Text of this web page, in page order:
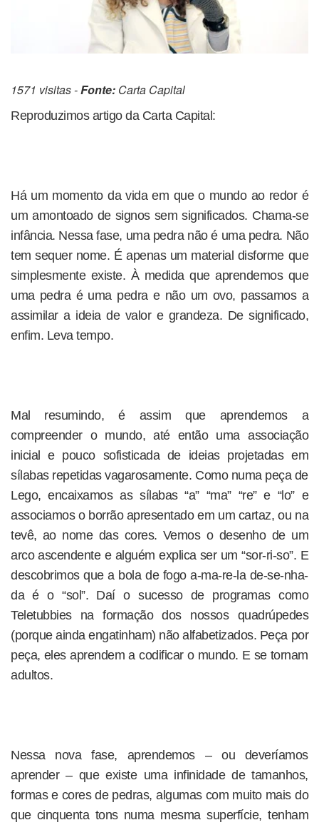
1571 visitas -Fonte: Carta Capital
Reproduzimos artigo da Carta Capital:
Há um momento da vida em que o mundo ao redor é
um amontoado de signos sem significados. Chama-se
infância. Nessa fase, uma pedra não é uma pedra. Não
tem sequer nome. É apenas um material disforme que
simplesmente existe. À medida que aprendemos que
uma pedra é uma pedra e não um ovo, passamos a
assimilar a ideia de valor e grandeza. De significado,
enfim. Leva tempo.
Mal resumindo, é assim que aprendemos a
compreender o mundo, até então uma associação
inicial e pouco sofisticada de ideias projetadas em
sílabas repetidas vagarosamente. Como numa peça de
Lego, encaixamos as sílabas “a” “ma” “re” e “lo” e
associamos o borrão apresentado em um cartaz, ou na
tevê, ao nome das cores. Vemos o desenho de um
arco ascendente e alguém explica ser um “sor-ri-so”. E
descobrimos que a bola de fogo a-ma-re-la de-se-nha-
da é o “sol”. Daí o sucesso de programas como
Teletubbies na formação dos nossos quadrúpedes
(porque ainda engatinham) não alfabetizados. Peça por
peça, eles aprendem a codificar o mundo. E se tornam
adultos.
Nessa nova fase, aprendemos – ou deveríamos
aprender – que existe uma infinidade de tamanhos,
formas e cores de pedras, algumas com muito mais do
que cinquenta tons numa mesma superfície, tenham